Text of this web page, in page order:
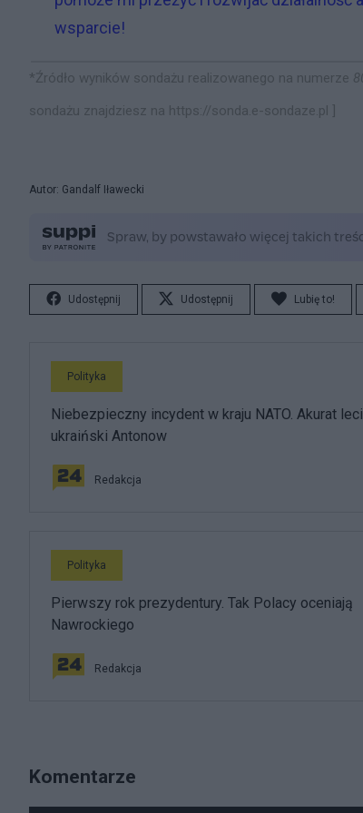
wsparcie!
*Źródło wyników sondażu realizowanego na numerze
sondażu znajdziesz na https://sonda.e-sondaze.pl
Autor: Gandalf Iławecki
Udostępnij Udostępnij Lubię to!
Polityka
Niebezpieczny incydent w kraju NATO. Akurat
ukraiński Antonow
Redakcja
Polityka
Pierwszy rok prezydentury. Tak Polacy oceniają
Nawrockiego
Redakcja
Komentarze